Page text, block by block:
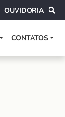
OUVIDORIA
CONTATOS